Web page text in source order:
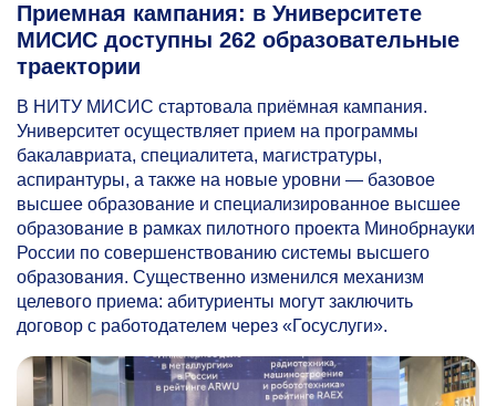
Приемная кампания: в Университете
МИСИС доступны 262 образовательные
траектории
В НИТУ МИСИС стартовала приёмная кампания.
Университет осуществляет прием на программы
бакалавриата, специалитета, магистратуры,
аспирантуры, а также на новые уровни — базовое
высшее образование и специализированное высшее
образование в рамках пилотного проекта Минобрнауки
России по совершенствованию системы высшего
образования. Существенно изменился механизм
целевого приема: абитуриенты могут заключить
договор с работодателем через «Госуслуги».